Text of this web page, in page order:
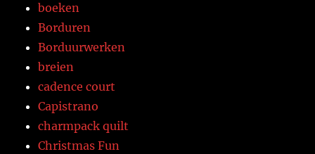
boeken
Borduren
Borduurwerken
breien
cadence court
Capistrano
charmpack quilt
Christmas Fun